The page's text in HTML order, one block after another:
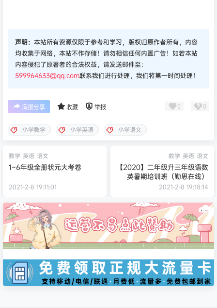
声明： 本站所有资源仅限于参考和学习，版权归原作者所有，内容
均收集于网络，本站不作存储！请勿相信任何内置广告！如若本站
内容侵犯了原著者的合法权益，请发送邮件至：
599964633@qq.com联系我们进行处理，我们将第一时间处理！
海报分享 收藏 举报 0 0
小学数学 小学英语 小学语文
数学 英语 语文
1~6年级全册状元大考卷
2021-2-8 19:11:01
数学 英语 语文
【2020】二年级升三年级语数
英暑期培训班（勤思在线）
2021-2-8 19:18:14